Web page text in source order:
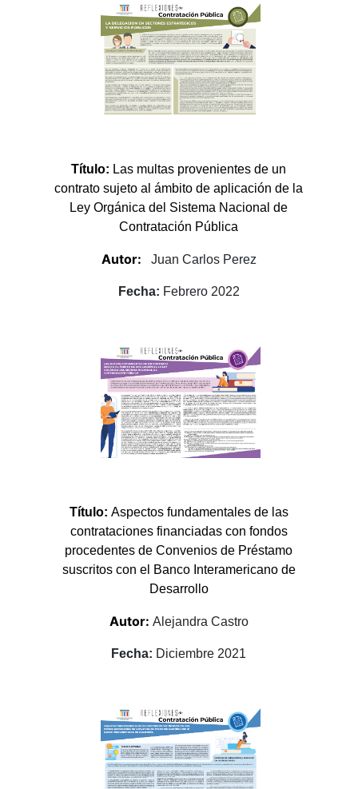
Título: Las multas provenientes de un
contrato sujeto al ámbito de aplicación de la
Ley Orgánica del Sistema Nacional de
Contratación Pública
Autor: Juan Carlos Perez
Fecha: Febrero 2022
Título: Aspectos fundamentales de las
contrataciones financiadas con fondos
procedentes de Convenios de Préstamo
suscritos con el Banco Interamericano de
Desarrollo
Autor: Alejandra Castro
Fecha: Diciembre 2021